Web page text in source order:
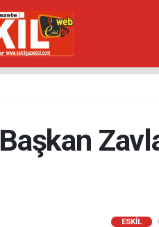
Başkan
ESKİL